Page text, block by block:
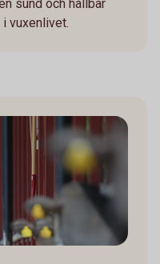
sund och hållbar
vuxenlivet.